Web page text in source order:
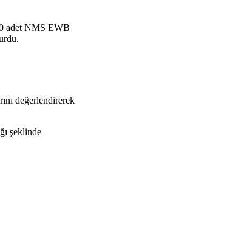
adet NMS EWB
değerlendirerek
şeklinde